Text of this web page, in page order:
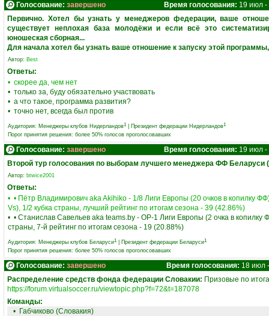
Голосование: завершено Время голосования: 19 июл
Первично. Хотел бы узнать у менеджеров федерации, ваше
существует неплохая база молодёжи и если всё это
юношеская сборная...
Для начала хотел бы узнать ваше отношение к запуску этой
Автор: Best
Ответы:
• скорее да, чем нет
• только за, буду обязательно участвовать
• а что такое, программа развития?
• точно нет, всегда был против
Аудитория: Менеджеры клубов Нидерландов1 Президент федерации Нидерландов1
Порог принятия решения: более 50% голосов проголосовавших
Голосование: завершено Время голосования: 19 июл
Второй тур голосования по выборам лучшего менеджера ФФ Беларуси
Автор: btwice2001
Ответы:
• • Пётр Владимирович aka Akihiko - 1/8 Лиги Европы (20 очков в копилку
Vs), 1/2 кубка страны, лучший рейтинг по итогам сезона - 39 (42.86%)
• • Станислав Савельев aka teams.by - ОР-1 Лиги Европы (2 очка в копилку
страны, 7-й рейтинг по итогам сезона - 19 (20.88%)
Аудитория: Менеджеры клубов Беларуси1 Президент федерации Беларуси1
Порог принятия решения: более 50% голосов проголосовавших
Голосование: завершено Время голосования: 18 июл
Распределение средств фонда федерации Словакии: Призовые по
https://forum.virtualsoccer.ru/viewtopic.php?f=72&t=187078
Команды:
• Габчиково (Словакия)